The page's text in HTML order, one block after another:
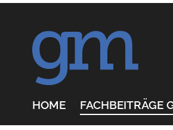
HOME FACHBEITRÄGE